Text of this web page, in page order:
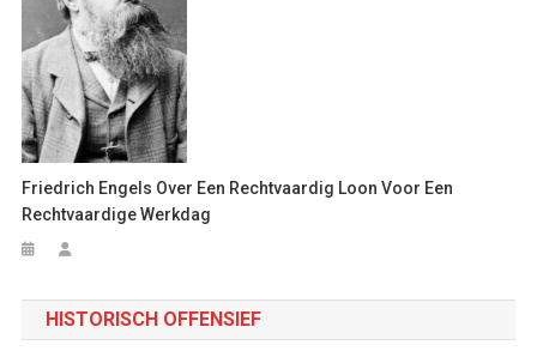
Friedrich Engels Over Een Rechtvaardig Loon Voor Een
Rechtvaardige Werkdag
HISTORISCH OFFENSIEF